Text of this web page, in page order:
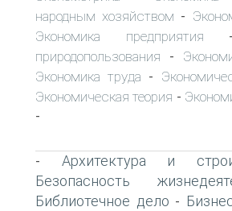
народным хозяйством -
Экономика предприятия
природопользования -
Экономика труда -
Экономическая теория -
-
- Архитектура и
Безопасность
Библиотечное дело -